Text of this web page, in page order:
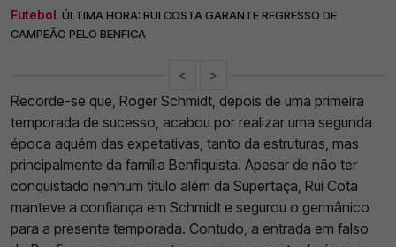
Futebol. ÚLTIMA HORA: RUI COSTA GARANTE REGRESSO DE
CAMPEÃO PELO BENFICA
< >
Recorde-se que, Roger Schmidt, depois de uma primeira
temporada de sucesso, acabou por realizar uma segunda
época aquém das expetativas, tanto da estruturas, mas
principalmente da família Benfiquista. Apesar de não ter
conquistado nenhum título além da Supertaça, Rui Cota
manteve a confiança em Schmidt e segurou o germânico
para a presente temporada. Contudo, a entrada em falso